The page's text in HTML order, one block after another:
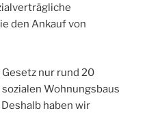
den Ankauf von
nur rund 20
Wohnungsbaus
haben wir